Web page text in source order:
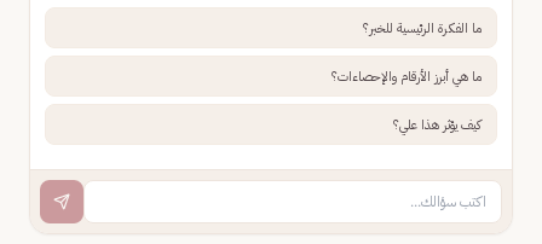
ما الفكرة الرئيسية للخبر؟
ما هي أبرز الأرقام والإحصاءات؟
كيف يؤثر هذا علي؟